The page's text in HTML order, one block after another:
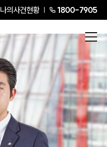
나의사건현황 1800-7905